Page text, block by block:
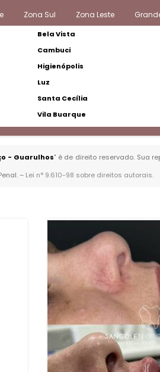
Zona Sul Zona Leste
Bela Vista
Cambuci
Higienópolis
Luz
Santa Cecília
Vila Buarque
- Guarulhos" é de direito reservado. Sua
– Lei n° 9.610-98 sobre direitos autorais.